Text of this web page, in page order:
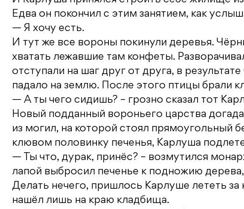
Едва он покончил с этим занятием, как
— Я хочу есть.
И тут же все вороны покинули деревья.
хватать лежавшие там конфеты.
отступали на шаг друг от друга, в
падало на землю. После этого птицы брали
— А ты чего сидишь? – грозно сказал тот
Новый подданный вороньего царства
из могил, на которой стоял прямоугольный
клювом половинку печенья, Карлуша
— Ты что, дурак, принёс? – возмутился
лапой выбросил печенье к подножию
Делать нечего, пришлось Карлуше лететь
нашёл лишь на краю кладбища.